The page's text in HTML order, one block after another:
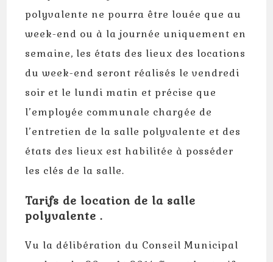
polyvalente ne pourra être louée que au
week-end ou à la journée uniquement en
semaine, les états des lieux des locations
du week-end seront réalisés le vendredi
soir et le lundi matin et précise que
l’employée communale chargée de
l’entretien de la salle polyvalente et des
états des lieux est habilitée à posséder
les clés de la salle.
Tarifs de location de la salle
polyvalente .
Vu la délibération du Conseil Municipal